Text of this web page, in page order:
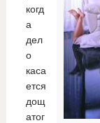
когд
а
дел
о
каса
ется
дощ
атог